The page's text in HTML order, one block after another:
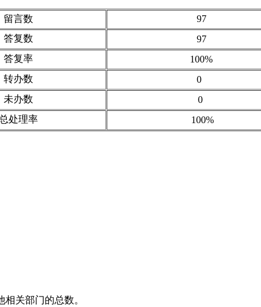
留言数
97
答复数
97
答复率
100%
转办数
0
未办数
0
总处理率
100%
关部门的总数。